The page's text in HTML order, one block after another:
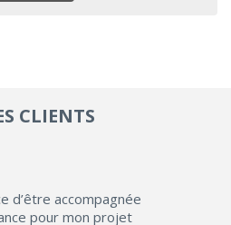
CLIENTS
d’être accompagnée
pour mon projet